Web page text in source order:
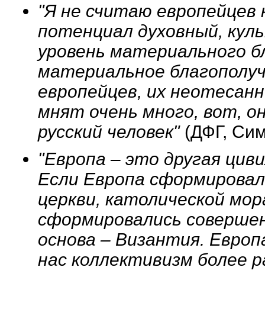
"Я не считаю европейцев
потенциал духовный,
уровень материального
материальное
европейцев, их
мнят очень много, вот,
русский человек"(ДФГ,
"Европа – это другая
Если Европа
церкви, католической
сформировались
основа – Византия.
нас коллективизм более